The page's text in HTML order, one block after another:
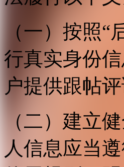
（一）按照
行真实身份
户提供跟帖评
（二）建立
人信息应当